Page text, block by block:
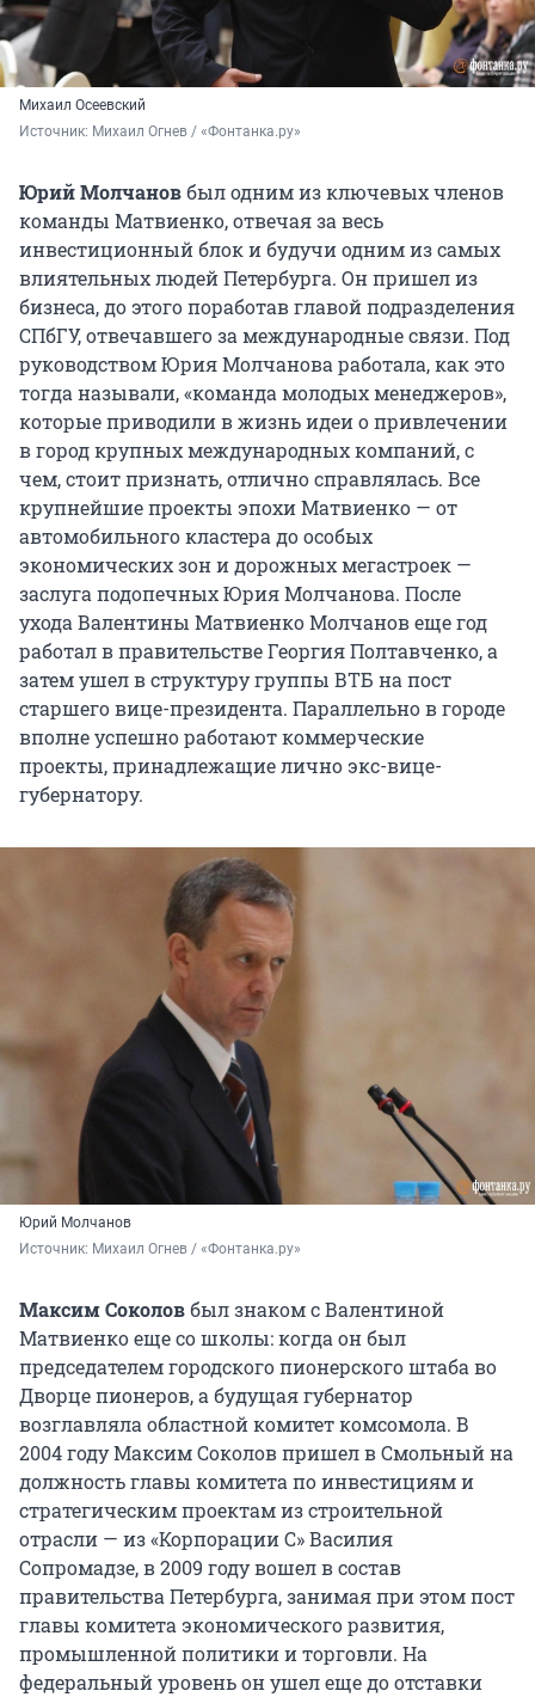
Михаил Осеевский
Источник: Михаил Огнев / «Фонтанка.ру»
Юрий Молчановбыл одним из ключевых членов
команды Матвиенко, отвечая за весь
инвестиционный блок и будучи одним из самых
влиятельных людей Петербурга. Он пришел из
бизнеса, до этого поработав главой подразделения
СПбГУ, отвечавшего за международные связи. Под
руководством Юрия Молчанова работала, как это
тогда называли, «команда молодых менеджеров»,
которые приводили в жизнь идеи о привлечении
в город крупных международных компаний, с
чем, стоит признать, отлично справлялась. Все
крупнейшие проекты эпохи Матвиенко — от
автомобильного кластера до особых
экономических зон и дорожных мегастроек —
заслуга подопечных Юрия Молчанова. После
ухода Валентины Матвиенко Молчанов еще год
работал в правительстве Георгия Полтавченко, а
затем ушел в структуру группы ВТБ на пост
старшего вице-президента. Параллельно в городе
вполне успешно работают коммерческие
проекты, принадлежащие лично экс-вице-
губернатору.
Юрий Молчанов
Источник: Михаил Огнев / «Фонтанка.ру»
Максим Соколовбыл знаком с Валентиной
Матвиенко еще со школы: когда он был
председателем городского пионерского штаба во
Дворце пионеров, а будущая губернатор
возглавляла областной комитет комсомола. В
2004 году Максим Соколов пришел в Смольный на
должность главы комитета по инвестициям и
стратегическим проектам из строительной
отрасли — из «Корпорации С» Василия
Сопромадзе, в 2009 году вошел в состав
правительства Петербурга, занимая при этом пост
главы комитета экономического развития,
промышленной политики и торговли. На
федеральный уровень он ушел еще до отставки